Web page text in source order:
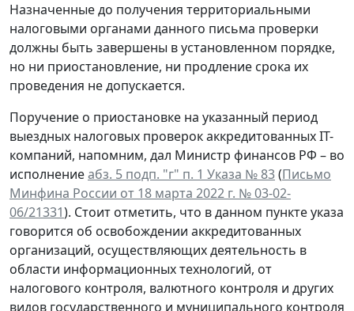
Назначенные до получения территориальными
налоговыми органами данного письма проверки
должны быть завершены в установленном порядке,
но ни приостановление, ни продление срока их
проведения не допускается.
Поручение о приостановке на указанный период
выездных налоговых проверок аккредитованных IT-
компаний, напомним, дал Министр финансов РФ – во
исполнениеабз. 5 подп. "г" п. 1 Указа № 83(Письмо
Минфина России от 18 марта 2022 г. № 03-02-
06/21331). Стоит отметить, что в данном пункте указа
говорится об освобождении аккредитованных
организаций, осуществляющих деятельность в
области информационных технологий, от
налогового контроля, валютного контроля и других
видов государственного и муниципального контроля